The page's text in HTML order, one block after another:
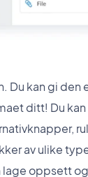
Du kan gi den
ditt! Du
av ulike
lage oppsett